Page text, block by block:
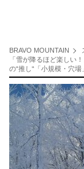
BRAVO MOUNTAIN
「雪が降るほど楽しい
の“推し“「小規模・穴